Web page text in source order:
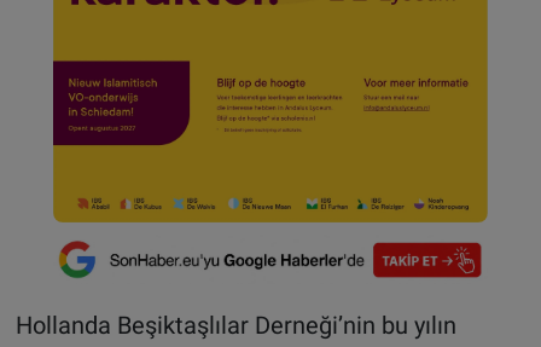
Hollanda Beşiktaşlılar Derneği’nin bu yılın